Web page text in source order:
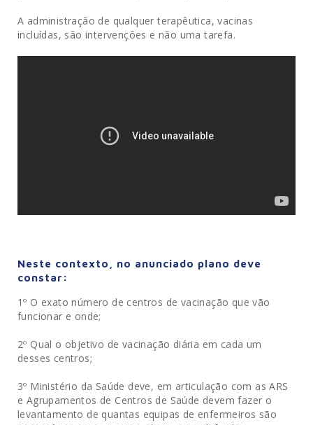
A administração de qualquer terapêutica, vacinas
incluídas, são intervenções e não uma tarefa.
Neste contexto, no anunciado plano deve
constar:
1º O exato número de centros de vacinação que vão
funcionar e onde;
2º Qual o objetivo de vacinação diária em cada um
desses centros;
3º Ministério da Saúde deve, em articulação com as ARS
e Agrupamentos de Centros de Saúde devem fazer o
levantamento de quantas equipas de enfermeiros são